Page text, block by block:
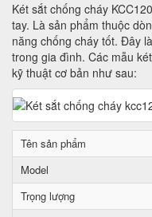
Két sắt chống cháy
tay. Là sản phẩm thuộc
năng chống cháy tốt. Đây
trong gia đình. Các mẫu
kỹ thuật cơ bản như sau:
Tên sản phẩm
Model
Trọng lượng